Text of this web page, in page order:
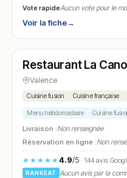
Vote rapideAucun vote pour le
Voir la fiche→
N° 5
Restaurant La
Valence
Cuisine fusion Cuisine française
Menu hebdomadaire Cuisine
Livraison :Non renseignée
Réservation en ligne :Non
★★★★★4.9/5· 144 avis
RANKEAT
Aucun avis par la